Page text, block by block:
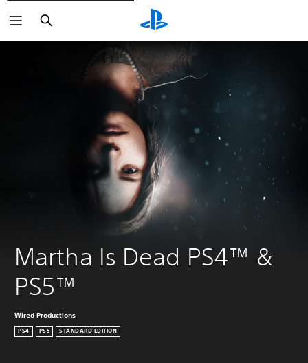
Buscar
Martha Is Dead PS4™ &
PS5™
Wired Productions
PS4 PS5 STANDARD EDITION